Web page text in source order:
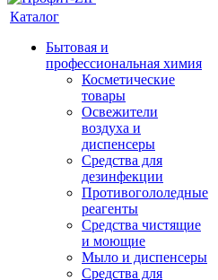
Каталог
Бытовая и
профессиональная химия
Косметические
товары
Освежители
воздуха и
диспенсеры
Средства для
дезинфекции
Противогололедные
реагенты
Средства чистящие
и моющие
Мыло и диспенсеры
Средства для